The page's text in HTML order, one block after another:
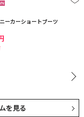
ーカーショートブーツ
を見る